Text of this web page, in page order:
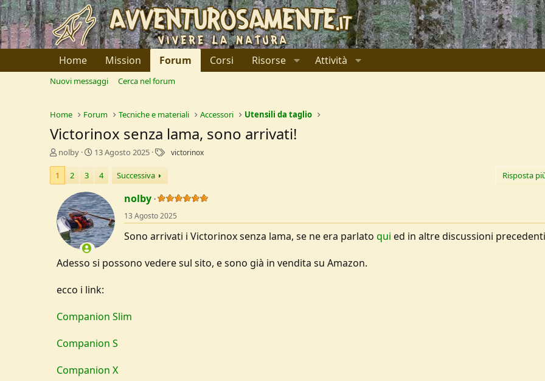
Home Mission Forum Corsi Risorse Attività
Nuovi messaggi Cerca nel forum
Home Forum Tecniche e materiali Accessori Utensili da taglio
Victorinox senza lama, sono arrivati!
C
e
a
o
r
e
D
s
s
i
n
e
nolby
D
a
d
i
I
n
i
z
i
13 Agosto 2025 victorinox
1 2 3 4 Successiva Risposta
nolby
13 Agosto 2025
Sono arrivati i Victorinox senza lama, se ne era parlato qui ed in altre discussioni
Adesso si possono vedere sul sito, e sono già in vendita su Amazon.
ecco i link:
Companion Slim
Companion S
Companion X